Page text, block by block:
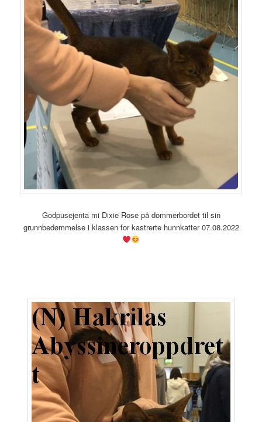
Godpusejenta mi Dixie Rose på dommerbordet til sin
grunnbedømmelse i klassen for kastrerte hunnkatter 07.08.2022